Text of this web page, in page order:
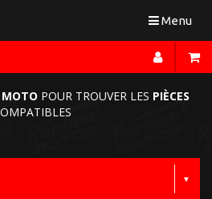
Toggle
Menu
MOTO POUR TROUVER LES PIÈCES